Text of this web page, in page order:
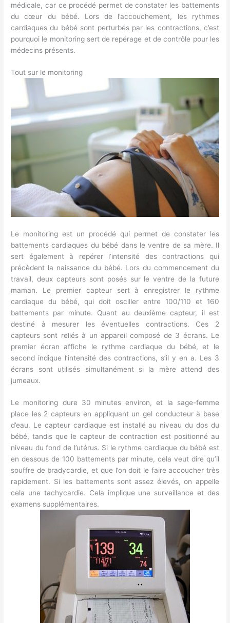
médicale, car ce procédé permet de constater les battements
du cœur du bébé. Lors de l’accouchement, les rythmes
cardiaques du bébé sont perturbés par les contractions, c’est
pourquoi le monitoring sert de repérage et de contrôle pour les
médecins présents.
Tout sur le monitoring
Le monitoring est un procédé qui permet de constater les
battements cardiaques du bébé dans le ventre de sa mère. Il
sert également à repérer l’intensité des contractions qui
précèdent la naissance du bébé. Lors du commencement du
travail, deux capteurs sont posés sur le ventre de la future
maman. Le premier capteur sert à enregistrer le rythme
cardiaque du bébé, qui doit osciller entre 100/110 et 160
battements par minute. Quant au deuxième capteur, il est
destiné à mesurer les éventuelles contractions. Ces 2
capteurs sont reliés à un appareil composé de 3 écrans. Le
premier écran affiche le rythme cardiaque du bébé, et le
second indique l’intensité des contractions, s’il y en a. Les 3
écrans sont utilisés simultanément si la mère attend des
jumeaux.
Le monitoring dure 30 minutes environ, et la sage-femme
place les 2 capteurs en appliquant un gel conducteur à base
d’eau. Le capteur cardiaque est installé au niveau du dos du
bébé, tandis que le capteur de contraction est positionné au
niveau du fond de l’utérus. Si le rythme cardiaque du bébé est
en dessous de 100 battements par minute, cela veut dire qu’il
souffre de bradycardie, et que l’on doit le faire accoucher très
rapidement. Si les battements sont assez élevés, on appelle
cela une tachycardie. Cela implique une surveillance et des
examens supplémentaires.